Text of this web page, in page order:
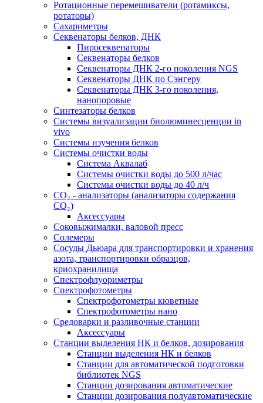
Ротационные перемешиватели (ротамиксы,
ротаторы)
Сахариметры
Секвенаторы белков, ДНК
Пиросеквенаторы
Секвенаторы белков
Секвенаторы ДНК 2-го поколения NGS
Секвенаторы ДНК по Сэнгеру
Секвенаторы ДНК 3-го поколения,
нанопоровые
Синтезаторы белков
Системы визуализации биолюминесценции in
vivo
Системы изучения белков
Системы очистки воды
Система Аквалаб
Системы очистки воды до 500 л/час
Системы очистки воды до 40 л/ч
СО₂ - анализаторы (анализаторы содержания
СО₂)
Аксессуары
Соковыжималки, валовой пресс
Солемеры
Сосуды Дьюара для транспортировки и хранения
азота, транспортировки образцов,
криохранилища
Спектрофлуориметры
Спектрофотометры
Спектрофотометры кюветные
Спектрофотометры нано
Средоварки и разливочные станции
Аксессуары
Станции выделения НК и белков, дозирования
Станции выделения НК и белков
Станции для автоматической подготовки
библиотек NGS
Станции дозирования автоматические
Станции дозирования полуавтоматические